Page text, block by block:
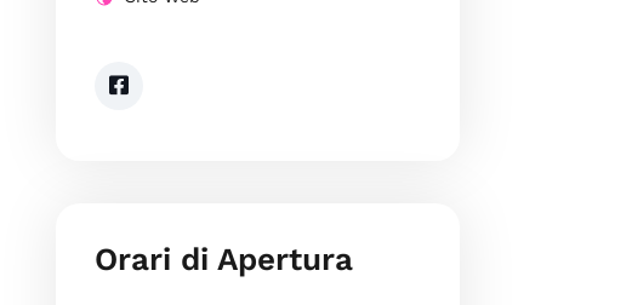
Orari di Apertura